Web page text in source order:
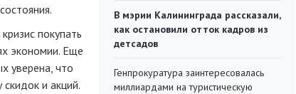
покупать
экономии. Еще
уверена, что
и акций.
В мэрии Калининграда рассказали,
как остановили отток кадров из
детсадов
Генпрокуратура заинтересовалась
миллиардами на туристическую